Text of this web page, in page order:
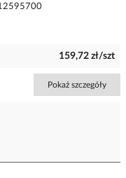
159,72 zł/szt
Pokaż szczegóły